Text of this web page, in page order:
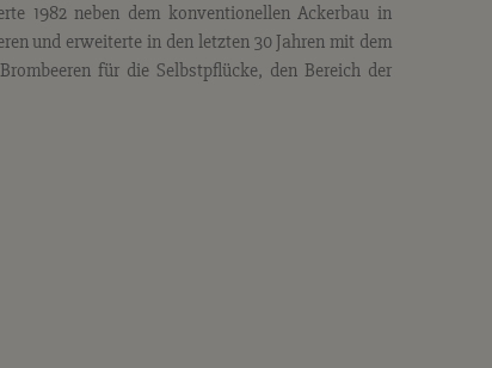
1982 neben dem konventionellen Ackerbau in
und erweiterte in den letzten 30 Jahren mit dem
für die Selbstpflücke, den Bereich der